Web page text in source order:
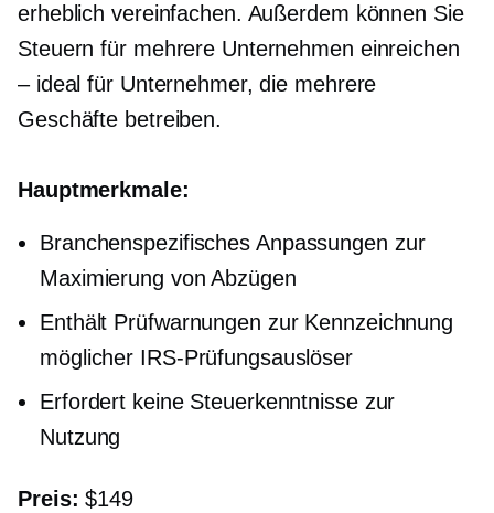
erheblich vereinfachen. Außerdem können Sie
Steuern für mehrere Unternehmen einreichen
– ideal für Unternehmer, die mehrere
Geschäfte betreiben.
Hauptmerkmale:
Branchenspezifisches Anpassungen zur
Maximierung von Abzügen
Enthält Prüfwarnungen zur Kennzeichnung
möglicher IRS-Prüfungsauslöser
Erfordert keine Steuerkenntnisse zur
Nutzung
Preis:$149